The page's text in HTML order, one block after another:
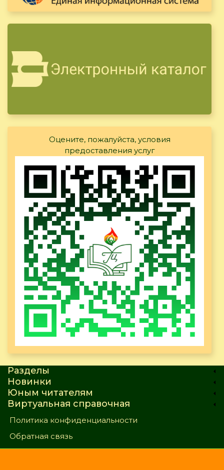
Оцените, пожалуйста, условия
предоставления услуг
Разделы
Новинки
Юным читателям
Виртуальная справочная
Политика конфиденциальности
Обратная связь